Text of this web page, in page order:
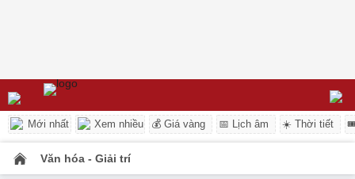
Mới nhất Xem nhiều 💰 Giá vàng 📅 Lịch âm ☀️ Thời tiết
Văn hóa - Giải trí